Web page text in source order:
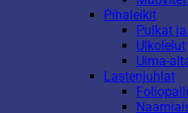
Pihaleikit
Pulkat
Ulkolelut
Uima-
Lastenjuhlat